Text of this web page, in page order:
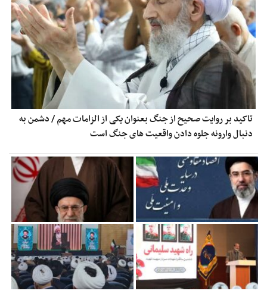
تاکید بر روایت صحیح از جنگ بعنوان یکی از الزامات مهم / دشمن به
دنبال وارونه جلوه دادن واقعیت های جنگ است